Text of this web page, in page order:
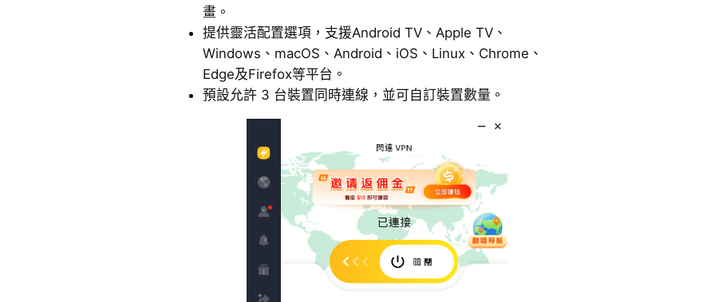
畫。
提供靈活配置選項，支援Android TV、Apple TV、
Windows、macOS、Android、iOS、Linux、Chrome、
Edge及Firefox等平台。
預設允許 3 台裝置同時連線，並可自訂裝置數量。